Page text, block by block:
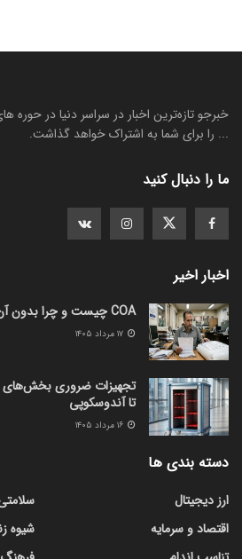
خبرجو تازه‌ترین اخبار در سراسر دنیا در حوره
... را برای شما به اشتراک خواهد گذاشت.
ما را دنبال کنید
اخبار اخیر
COA چیست و چرا بدون آن نباید ماده شیمیایی خرید؟
تجهیزات ضروری بخش‌های
تا آندوسکوپی
دسته بندی ها
ارز دیجیتال
اقتصاد و سرمایه
شیوه